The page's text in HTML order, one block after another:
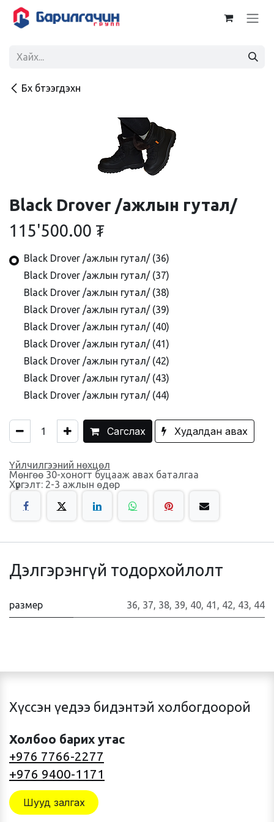
Skip to Content
Бүх бүтээгдэхүүн
Black Drover /ажлын гутал/
115'500.00 ₮
Black Drover /ажлын гутал/ (36)
Black Drover /ажлын гутал/ (37)
Black Drover /ажлын гутал/ (38)
Black Drover /ажлын гутал/ (39)
Black Drover /ажлын гутал/ (40)
Black Drover /ажлын гутал/ (41)
Black Drover /ажлын гутал/ (42)
Black Drover /ажлын гутал/ (43)
Black Drover /ажлын гутал/ (44)
Сагслах Худалдан авах
Үйлчилгээний нөхцөл
Мөнгөө 30-хоногт буцааж авах баталгаа
Хүргэлт: 2-3 ажлын өдөр
Дэлгэрэнгүй тодорхойлолт
размер 36, 37, 38, 39, 40, 41 , 42, 43, 44
Хүссэн үедээ бидэнтэй холбогдоорой
Холбоо барих утас
+976 7766-2277
+976 9400-1171
Шууд залгах